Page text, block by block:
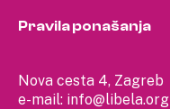
Nova cesta 4, Zagreb
e-mail: info@libela.org
Pravila ponašanja